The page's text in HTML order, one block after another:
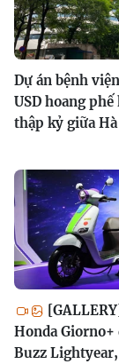
Dự án bệnh
USD hoang
thập kỷ giữa
Honda Giorno+
Buzz